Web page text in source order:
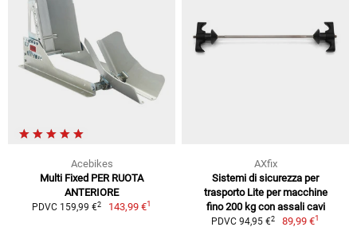
Acebikes
Multi Fixed PER RUOTA
ANTERIORE
PDVC 159,99 €2 143,99 €1
AXfix
Sistemi di sicurezza per
trasporto Lite per macchine
fino 200 kg con assali cavi
PDVC 94,95 €2 89,99 €1